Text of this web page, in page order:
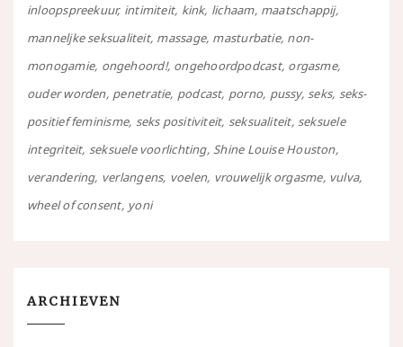
inloopspreekuur intimiteit kink lichaam maatschappij
manneljke seksualiteit massage masturbatie non-
monogamie ongehoord! ongehoordpodcast orgasme
ouder worden penetratie podcast porno pussy seks seks-
positief feminisme seks positiviteit seksualiteit seksuele
integriteit seksuele voorlichting Shine Louise Houston
verandering verlangens voelen vrouwelijk orgasme vulva
wheel of consent yoni
ARCHIEVEN